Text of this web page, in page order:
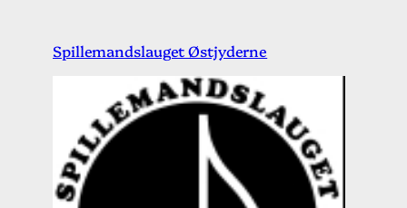
Spillemandslauget Østjyderne